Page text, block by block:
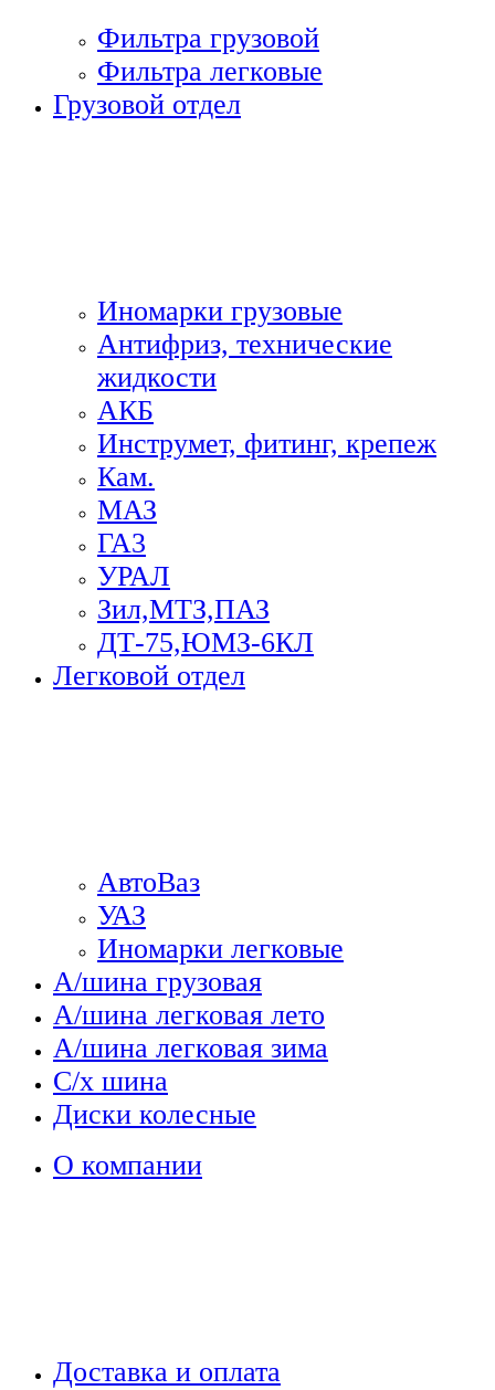
Фильтра грузовой
Фильтра легковые
Грузовой отдел
Иномарки грузовые
Антифриз, технические
жидкости
АКБ
Инструмет, фитинг, крепеж
Кам.
МАЗ
ГА3
УРАЛ
Зил,МТЗ,ПАЗ
ДТ-75,ЮМЗ-6КЛ
Легковой отдел
АвтоВаз
УАЗ
Иномарки легковые
А/шина грузовая
А/шина легковая лето
А/шина легковая зима
С/х шина
Диски колесные
О компании
Доставка и оплата